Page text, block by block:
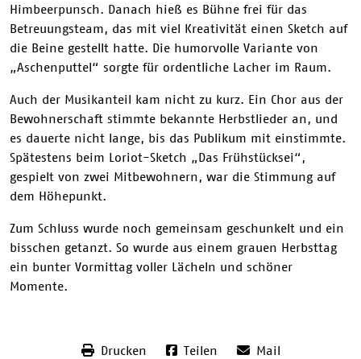
Himbeerpunsch. Danach hieß es Bühne frei für das
Betreuungsteam, das mit viel Kreativität einen Sketch auf
die Beine gestellt hatte. Die humorvolle Variante von
„Aschenputtel“ sorgte für ordentliche Lacher im Raum.
Auch der Musikanteil kam nicht zu kurz. Ein Chor aus der
Bewohnerschaft stimmte bekannte Herbstlieder an, und
es dauerte nicht lange, bis das Publikum mit einstimmte.
Spätestens beim Loriot-Sketch „Das Frühstücksei“,
gespielt von zwei Mitbewohnern, war die Stimmung auf
dem Höhepunkt.
Zum Schluss wurde noch gemeinsam geschunkelt und ein
bisschen getanzt. So wurde aus einem grauen Herbsttag
ein bunter Vormittag voller Lächeln und schöner
Momente.
Drucken Teilen Mail